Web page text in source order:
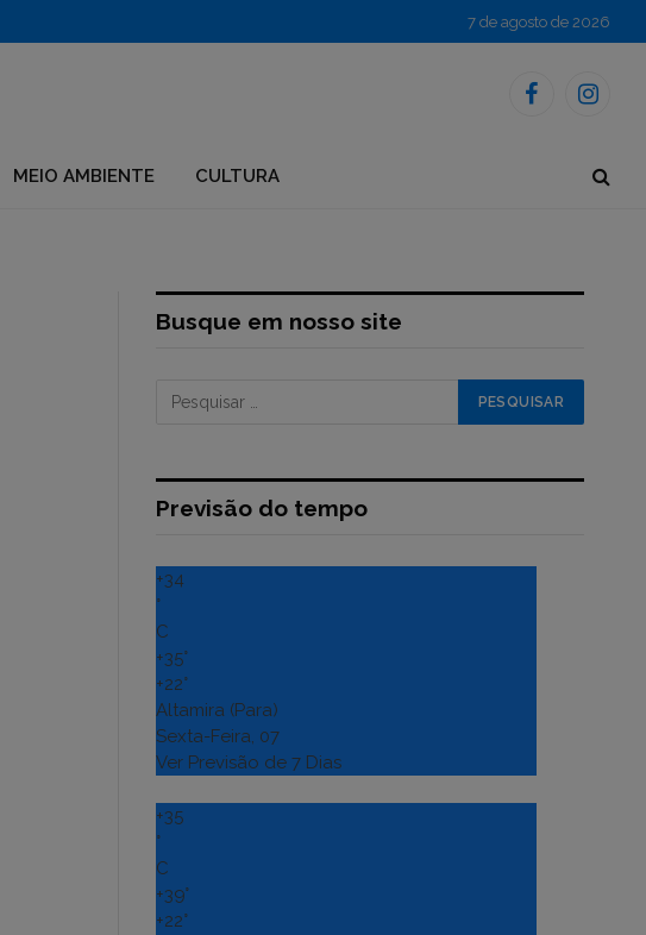
7 de agosto de 2026
Facebook
MEIO AMBIENTE CULTURA
Busque em nosso site
Previsão do tempo
+34
°
C
+35°
+22°
Altamira (Para)
Sexta-Feira, 07
Ver Previsão de 7 Dias
+35
°
C
+39°
+22°